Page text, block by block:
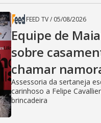
FEED TV/ 05/08/2026
Equipe de
sobre
chamar
Assessoria da sertaneja
carinhoso a Felipe
brincadeira